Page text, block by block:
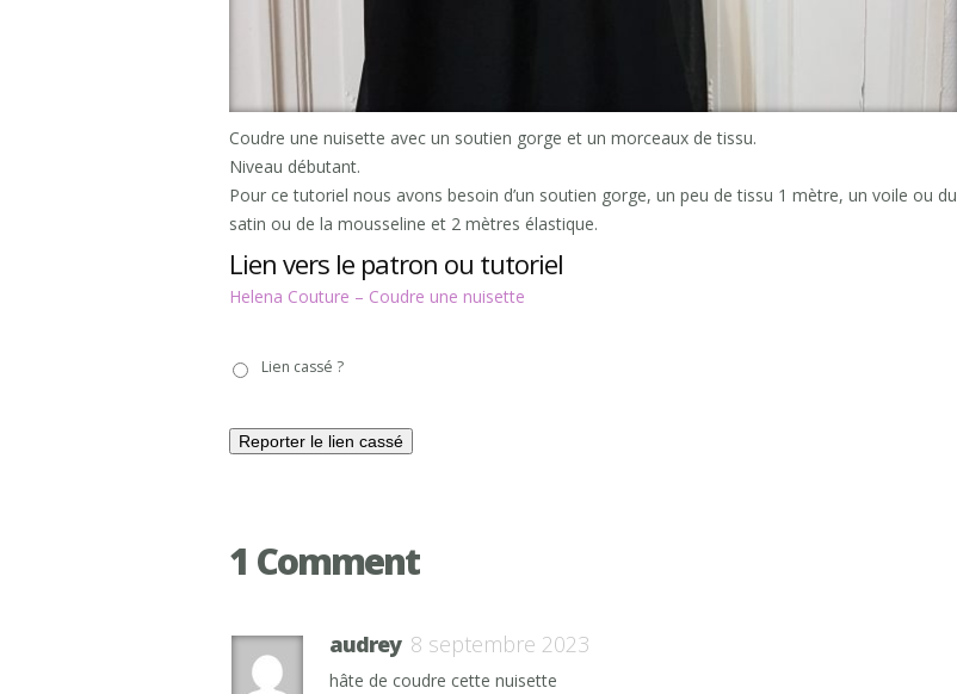
Coudre une nuisette avec un soutien gorge et un morceaux de tissu.
Niveau débutant.
Pour ce tutoriel nous avons besoin d’un soutien gorge, un peu de tissu 1 mètre, un voile ou du
satin ou de la mousseline et 2 mètres élastique.
Lien vers le patron ou tutoriel
Helena Couture – Coudre une nuisette
casséLien cassé ?
1 Comment
audrey 8 septembre 2023
hâte de coudre cette nuisette